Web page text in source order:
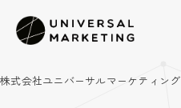
株式会社ユニバーサルマーケティング